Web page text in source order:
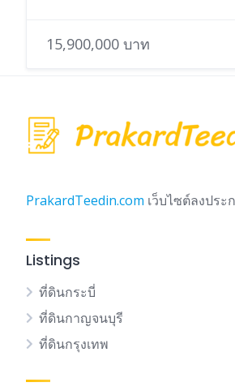
15,900,000 บาท
PrakardTeedin.com เว็บไซต์ลงปร
Listings
ที่ดินกระบี่
ที่ดินกาญจนบุรี
ที่ดินกรุงเทพ